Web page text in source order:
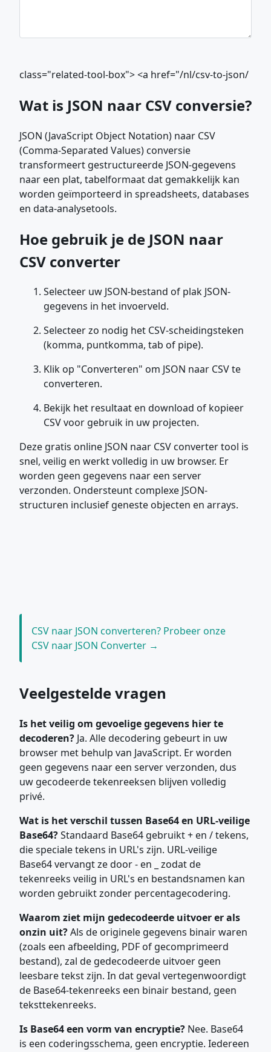
class="related-tool-box"> <a href="/nl/csv-to-json/
Wat is JSON naar CSV conversie?
JSON (JavaScript Object Notation) naar CSV
(Comma-Separated Values) conversie
transformeert gestructureerde JSON-gegevens
naar een plat, tabelformaat dat gemakkelijk kan
worden geïmporteerd in spreadsheets, databases
en data-analysetools.
Hoe gebruik je de JSON naar
CSV converter
Selecteer uw JSON-bestand of plak JSON-
gegevens in het invoerveld.
Selecteer zo nodig het CSV-scheidingsteken
(komma, puntkomma, tab of pipe).
Klik op "Converteren" om JSON naar CSV te
converteren.
Bekijk het resultaat en download of kopieer
CSV voor gebruik in uw projecten.
Deze gratis online JSON naar CSV converter tool is
snel, veilig en werkt volledig in uw browser. Er
worden geen gegevens naar een server
verzonden. Ondersteunt complexe JSON-
structuren inclusief geneste objecten en arrays.
CSV naar JSON converteren? Probeer onze
CSV naar JSON Converter →
Veelgestelde vragen
Is het veilig om gevoelige gegevens hier te
decoderen? Ja. Alle decodering gebeurt in uw
browser met behulp van JavaScript. Er worden
geen gegevens naar een server verzonden, dus
uw gecodeerde tekenreeksen blijven volledig
privé.
Wat is het verschil tussen Base64 en URL-veilige
Base64?Standaard Base64 gebruikt + en / tekens,
die speciale tekens in URL's zijn. URL-veilige
Base64 vervangt ze door - en _ zodat de
tekenreeks veilig in URL's en bestandsnamen kan
worden gebruikt zonder percentagecodering.
Waarom ziet mijn gedecodeerde uitvoer er als
onzin uit?Als de originele gegevens binair waren
(zoals een afbeelding, PDF of gecomprimeerd
bestand), zal de gedecodeerde uitvoer geen
leesbare tekst zijn. In dat geval vertegenwoordigt
de Base64-tekenreeks een binair bestand, geen
teksttekenreeks.
Is Base64 een vorm van encryptie? Nee. Base64
is een coderingsschema, geen encryptie. Iedereen